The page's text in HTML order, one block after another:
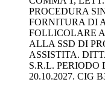
PROCEDURA
FORNITURA DI
FOLLICOLARE
ALLA SSD DI
ASSISTITA.
S.R.L. PERIODO
20.10.2027. CIG